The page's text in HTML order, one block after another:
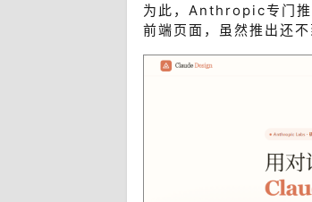
为此， Anthropic专门
前端页面，虽然推出还